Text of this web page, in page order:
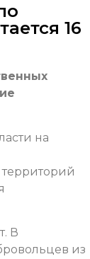
16
на
В
из